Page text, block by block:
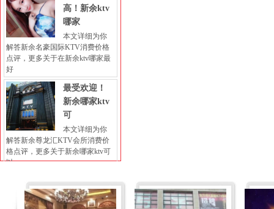
高！新余ktv
哪家
本文详细为你
解答新余名豪国际KTV消费价格
点评，更多关于在新余ktv哪家最
好
最受欢迎！
新余哪家ktv
可
本文详细为你
解答新余尊龙汇KTV会所消费价
格点评，更多关于新余哪家ktv可
以